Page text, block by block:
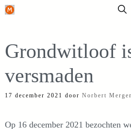
Ga
inhoud
Grondwitloof
versmaden
17 december 2021 door Norbert
Op 16 december 2021 bezochten